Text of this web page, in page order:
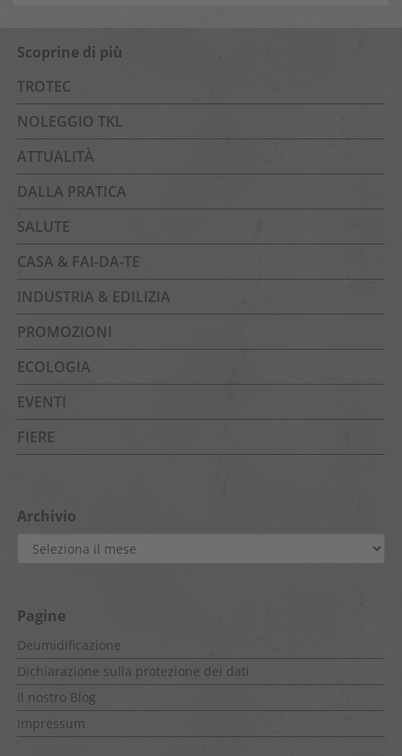
Scoprine di più
TROTEC
NOLEGGIO TKL
ATTUALITÀ
DALLA PRATICA
SALUTE
CASA & FAI-DA-TE
INDUSTRIA & EDILIZIA
PROMOZIONI
ECOLOGIA
EVENTI
FIERE
Archivio
Archivio
Pagine
Deumidificazione
Dichiarazione sulla protezione dei dati
Il nostro Blog
Impressum